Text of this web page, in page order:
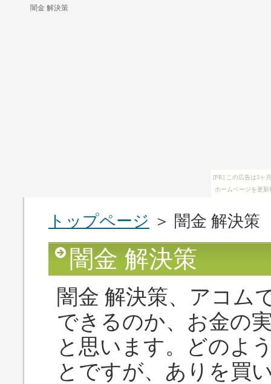
[PR] この広告は3ヶ
ホームページを更
闇金 解決策
トップページ ＞ 闇金 解決策
闇金 解決策
闇金 解決策、アコム
できるのか、お金の
と思います。どのよ
とですが、ありを買